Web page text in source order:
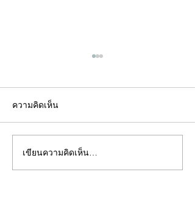
คอลัมน์"จับชีพจรวงการ
พระ"ประจำพุธที่ 29
ความคิดเห็น
เขียนความคิดเห็น…